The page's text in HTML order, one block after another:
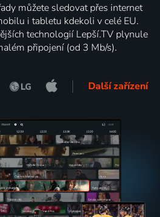
můžete sledovat přes internet
i tabletu kdekoli v celé EU.
technologií Lepší.TV plynule
připojení (od 3 Mb/s).
Další zařízení